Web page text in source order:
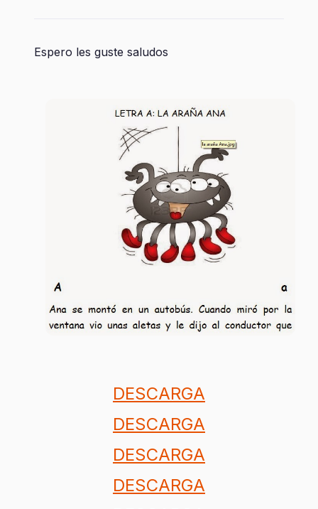
Espero les guste saludos
DESCARGA
DESCARGA
DESCARGA
DESCARGA